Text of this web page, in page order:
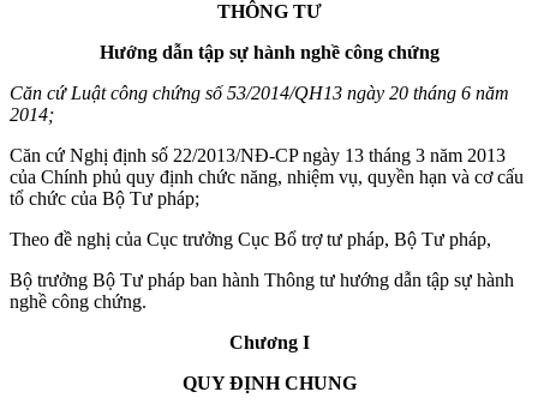
THÔNG TƯ
Hướng dẫn tập sự hành nghề công chứng
Căn cứ Luật công chứng số 53/2014/QH13 ngày 20 tháng 6 năm
2014;
Căn cứ Nghị định số 22/2013/NĐ-CP ngày 13 tháng 3 năm 2013
của Chính phủ quy định chức năng, nhiệm vụ, quyền hạn và cơ cấu
tổ chức của Bộ Tư pháp;
Theo đề nghị của Cục trưởng Cục Bổ trợ tư pháp, Bộ Tư pháp,
Bộ trưởng Bộ Tư pháp ban hành Thông tư hướng dẫn tập sự hành
nghề công chứng.
Chương I
QUY ĐỊNH CHUNG